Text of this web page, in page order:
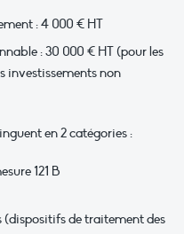
: 4 000 € HT
: 30 000 € HT (pour les
investissements non
en 2 catégories :
121 B
de traitement des